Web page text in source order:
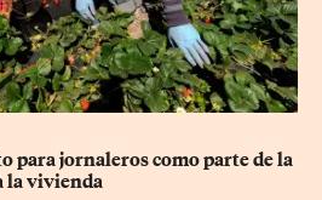
para jornaleros como parte de la
la vivienda